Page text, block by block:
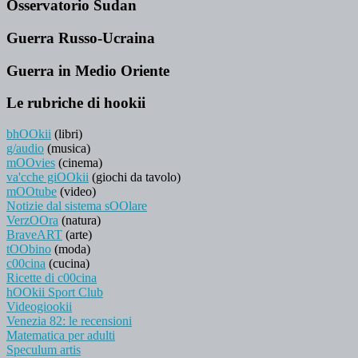
Osservatorio Sudan
Guerra Russo-Ucraina
Guerra in Medio Oriente
Le rubriche di hookii
bhOOkii (libri)
g/audio (musica)
mOOvies (cinema)
va'cche giOOkii (giochi da tavolo)
mOOtube (video)
Notizie dal sistema sOOlare
VerzOOra (natura)
BraveART (arte)
tOObino (moda)
c00cina (cucina)
Ricette di c00cina
hOOkii Sport Club
Videogiookii
Venezia 82: le recensioni
Matematica per adulti
Speculum artis